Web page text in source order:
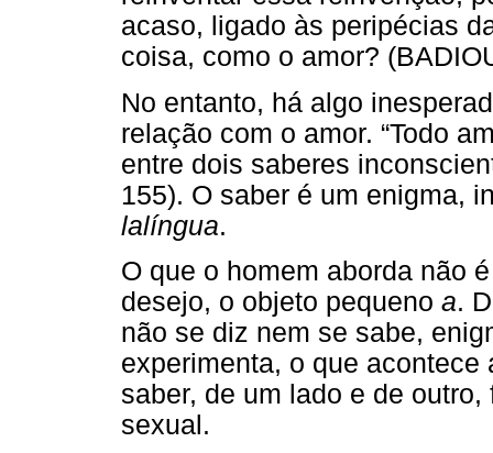
acaso, ligado às peripécias
coisa, como o amor?
No entanto, há algo
relação com o amor. “Todo
entre dois saberes
155). O saber é um enigma,
lalíngua.
O que o homem aborda não
desejo, o objeto pequeno a.
não se diz nem se sabe,
experimenta, o que
saber, de um lado e de
sexual.